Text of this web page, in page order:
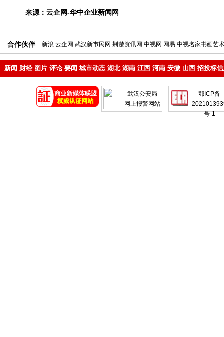
来源： 云企网-华中企业新闻网
合作伙伴 新浪 云企网 武汉新市民网 荆楚资讯网 中视网 网易 中视名家书画艺
新闻 财经 图片 评论 要闻 城市动态 湖北 湖南 江西 河南 安徽 山西 招投标
武汉公安局
网上报警网站
鄂ICP备
号-1